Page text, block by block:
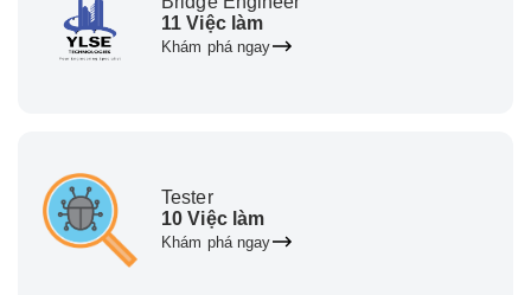
11 Việc làm
Khám phá ngay
Tester
10 Việc làm
Khám phá ngay